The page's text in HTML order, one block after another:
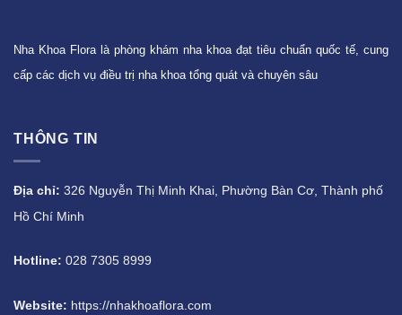
Nha Khoa Flora là phòng khám nha khoa đạt tiêu chuẩn quốc tế, cung
cấp các dịch vụ điều trị nha khoa tổng quát và chuyên sâu
THÔNG TIN
Địa chỉ: 326 Nguyễn Thị Minh Khai, Phường Bàn Cơ, Thành phố
Hồ Chí Minh
Hotline: 028 7305 8999
Website: https://nhakhoaflora.com